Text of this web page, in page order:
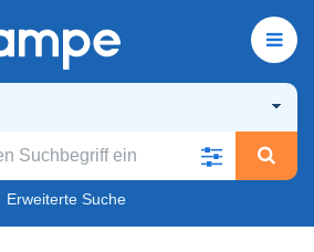
Erweiterte Suche